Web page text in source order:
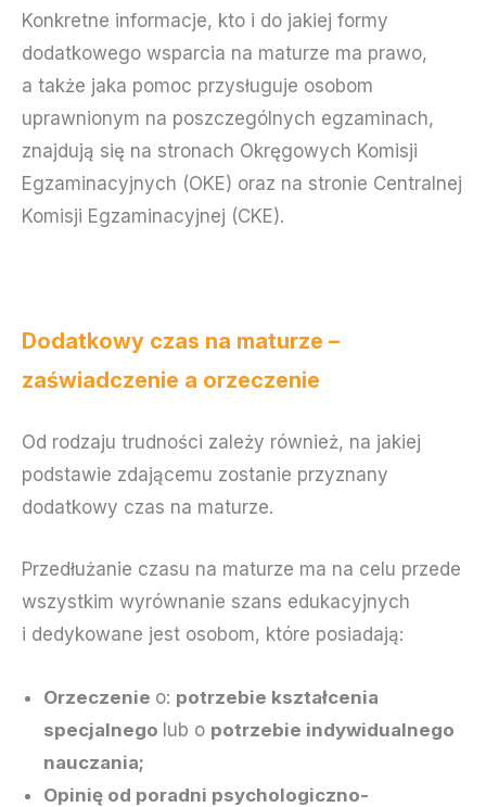
Konkretne informacje, kto i do jakiej formy
dodatkowego wsparcia na maturze ma prawo,
a także jaka pomoc przysługuje osobom
uprawnionym na poszczególnych egzaminach,
znajdują się na stronach Okręgowych Komisji
Egzaminacyjnych (OKE) oraz na stronie Centralnej
Komisji Egzaminacyjnej (CKE).
Dodatkowy czas na maturze –
zaświadczenie a orzeczenie
Od rodzaju trudności zależy również, na jakiej
podstawie zdającemu zostanie przyznany
dodatkowy czas na maturze.
Przedłużanie czasu na maturze ma na celu przede
wszystkim wyrównanie szans edukacyjnych
i dedykowane jest osobom, które posiadają:
Orzeczenie o: potrzebie kształcenia
specjalnego lub o potrzebie indywidualnego
nauczania;
Opinię od poradni psychologiczno-